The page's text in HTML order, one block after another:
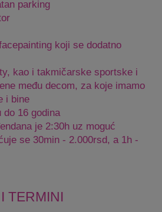
parking
koji se dodatno
kao i takmičarske sportske i
među decom, za koje imamo
i bine
16 godina
je 2:30h uz moguć
se 30min - 2.000rsd, a 1h -
TERMINI